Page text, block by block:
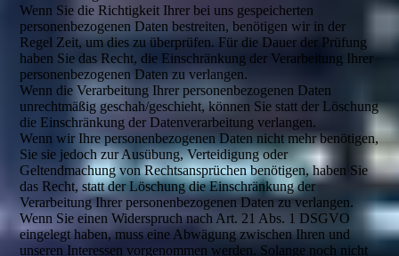
Wenn Sie die Richtigkeit Ihrer bei uns gespeicherten
personenbezogenen Daten bestreiten, benötigen wir in der
Regel Zeit, um dies zu überprüfen. Für die Dauer der Prüfung
haben Sie das Recht, die Einschränkung der Verarbeitung Ihrer
personenbezogenen Daten zu verlangen.
Wenn die Verarbeitung Ihrer personenbezogenen Daten
unrechtmäßig geschah/geschieht, können Sie statt der Löschung
die Einschränkung der Datenverarbeitung verlangen.
Wenn wir Ihre personenbezogenen Daten nicht mehr benötigen,
Sie sie jedoch zur Ausübung, Verteidigung oder
Geltendmachung von Rechtsansprüchen benötigen, haben Sie
das Recht, statt der Löschung die Einschränkung der
Verarbeitung Ihrer personenbezogenen Daten zu verlangen.
Wenn Sie einen Widerspruch nach Art. 21 Abs. 1 DSGVO
eingelegt haben, muss eine Abwägung zwischen Ihren und
unseren Interessen vorgenommen werden. Solange noch nicht